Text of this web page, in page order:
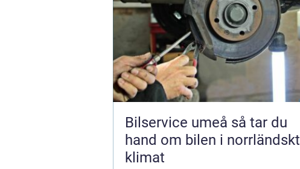
Bilservice umeå så tar du
hand om bilen i norrländskt
klimat